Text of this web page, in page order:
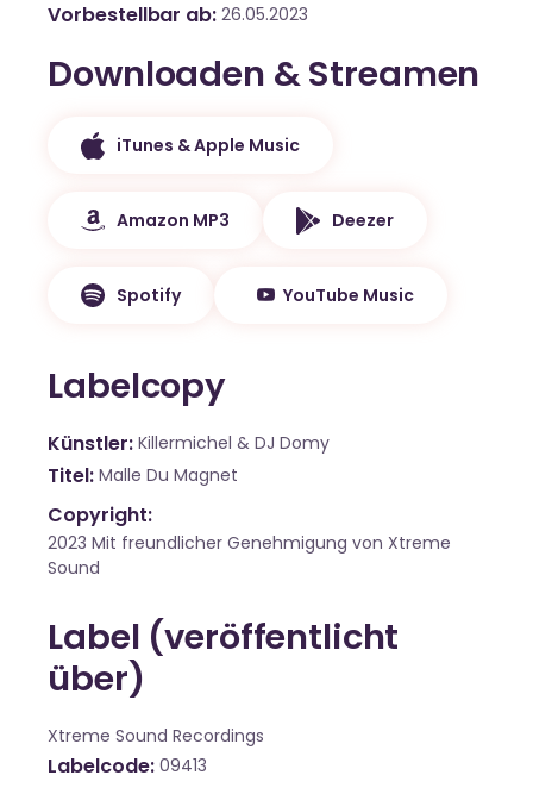
Vorbestellbar ab 26.05.2023
Downloaden & Streamen
iTunes & Apple Music
Amazon MP3 Deezer
Spotify YouTube Music
Labelcopy
Künstler Killermichel & DJ Domy
Titel Malle Du Magnet
Copyright:
2023 Mit freundlicher Genehmigung von Xtreme
Sound
Label (veröffentlicht
über)
Xtreme Sound Recordings
Labelcode 09413